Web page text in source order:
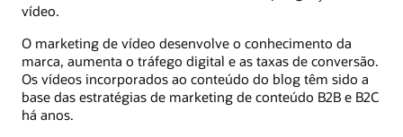
vídeo.
O marketing de vídeo desenvolve o conhecimento da
marca, aumenta o tráfego digital e as taxas de conversão.
Os vídeos incorporados ao conteúdo do blog têm sido a
base das estratégias de marketing de conteúdo B2B e B2C
há anos.